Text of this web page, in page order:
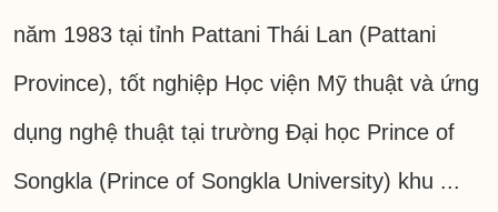
năm 1983 tại tỉnh Pattani Thái Lan (Pattani
Province), tốt nghiệp Học viện Mỹ thuật và ứng
dụng nghệ thuật tại trường Đại học Prince of
Songkla (Prince of Songkla University) khu ...